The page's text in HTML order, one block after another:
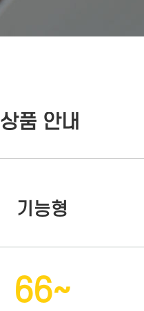
상품 안내
기능형
66~